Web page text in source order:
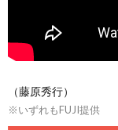
（藤原秀行）
※いずれもFUJI提供